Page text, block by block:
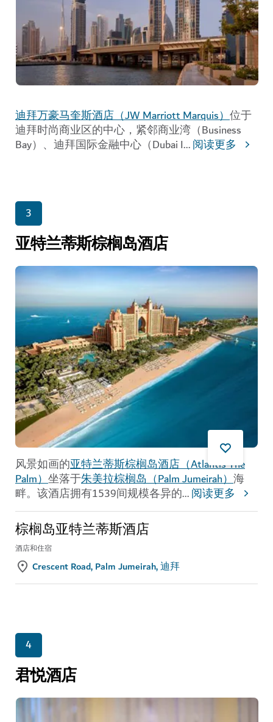
迪拜万豪马奎斯酒店（JW Marriott Marquis）位于
迪拜时尚商业区的中心，紧邻商业湾（Business
Bay）、迪拜国际金融中心（Dubai I...阅读更多
3
亚特兰蒂斯棕榈岛酒店
风景如画的亚特兰蒂斯棕榈岛酒店（Atlantis The
Palm）坐落于朱美拉棕榈岛（Palm Jumeirah）海
畔。该酒店拥有1539间规模各异的...阅读更多
棕榈岛亚特兰蒂斯酒店
酒店和住宿
Crescent Road, Palm Jumeirah, 迪拜
4
君悦酒店